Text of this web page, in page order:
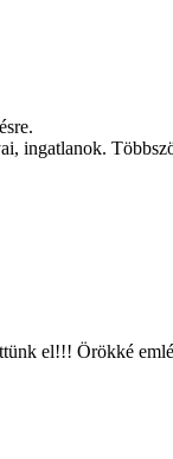
ingatlanok.
el!!! Örökké